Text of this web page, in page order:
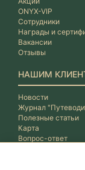
ONYX-VIP
Сотрудники
Награды и
Вакансии
Отзывы
НАШИМ
Новости
Журнал
Полезные статьи
Карта
Вопрос-ответ